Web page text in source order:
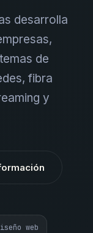
desarrolla
de
fibra
y
web